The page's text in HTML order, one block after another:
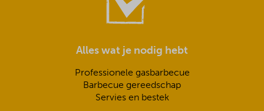
Alles wat je nodig hebt
Professionele gasbarbecue
Barbecue gereedschap
Servies en bestek